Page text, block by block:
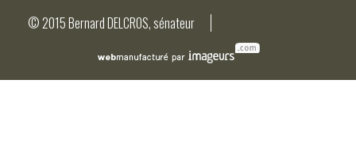
© 2015 Bernard DELCROS, sénateur